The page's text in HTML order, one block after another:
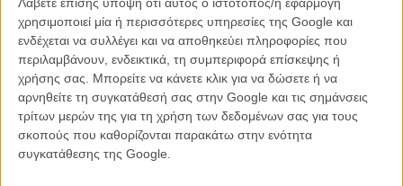
χρησιμοποιεί μία ή περισσότερες υπηρεσίες της Google και
ενδέχεται να συλλέγει και να αποθηκεύει πληροφορίες που
περιλαμβάνουν, ενδεικτικά, τη συμπεριφορά επίσκεψης ή
χρήσης σας. Μπορείτε να κάνετε κλικ για να δώσετε ή να
αρνηθείτε τη συγκατάθεσή σας στην Google και τις σημάνσεις
τρίτων μερών της για τη χρήση των δεδομένων σας για τους
σκοπούς που καθορίζονται παρακάτω στην ενότητα
συγκατάθεσης της Google.